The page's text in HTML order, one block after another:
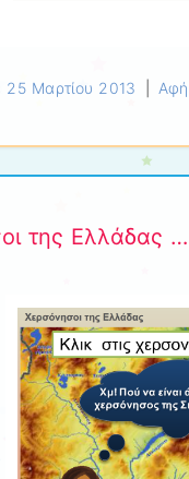
25 Μαρτίου 2013
της Ελλάδας …